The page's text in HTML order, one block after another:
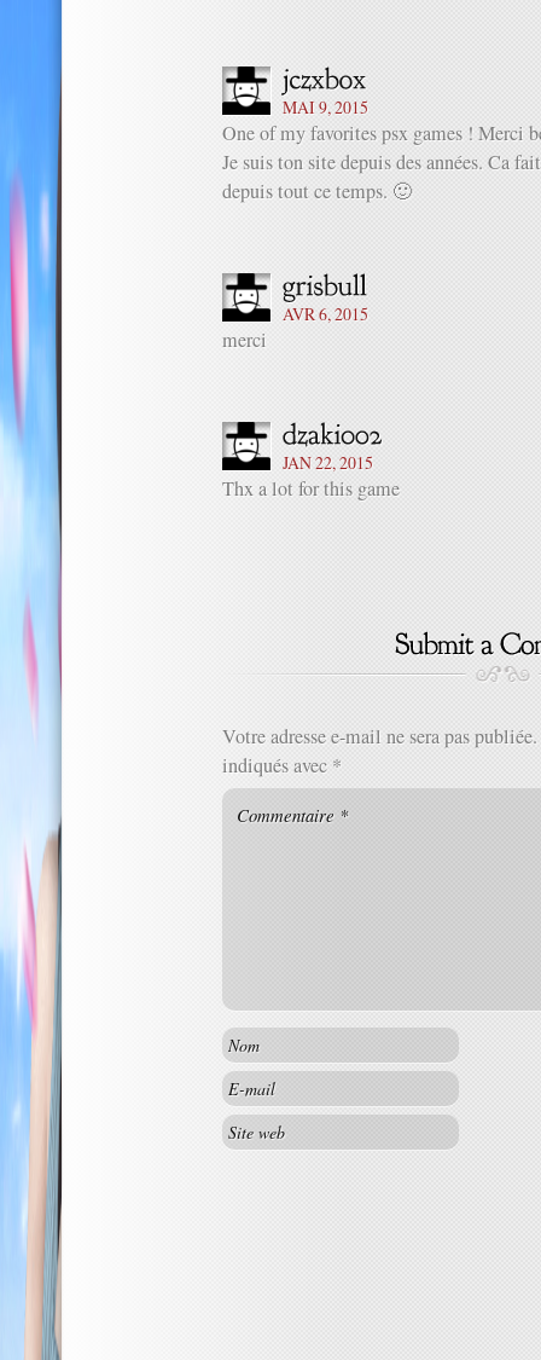
MAI 9, 2015
One of my favorites psx games ! Merci
Je suis ton site depuis des années. Ca
depuis tout ce temps. 🙂
AVR 6, 2015
merci
JAN 22, 2015
Thx a lot for this game
Votre adresse e-mail ne sera pas publiée.
indiqués avec *